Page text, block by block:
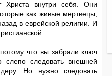
Христа внутри себя. Они
как живые мертвецы,
в еврейской религии. И
.
что вы забрали ключ
следовать внешней
Но нужно следовать